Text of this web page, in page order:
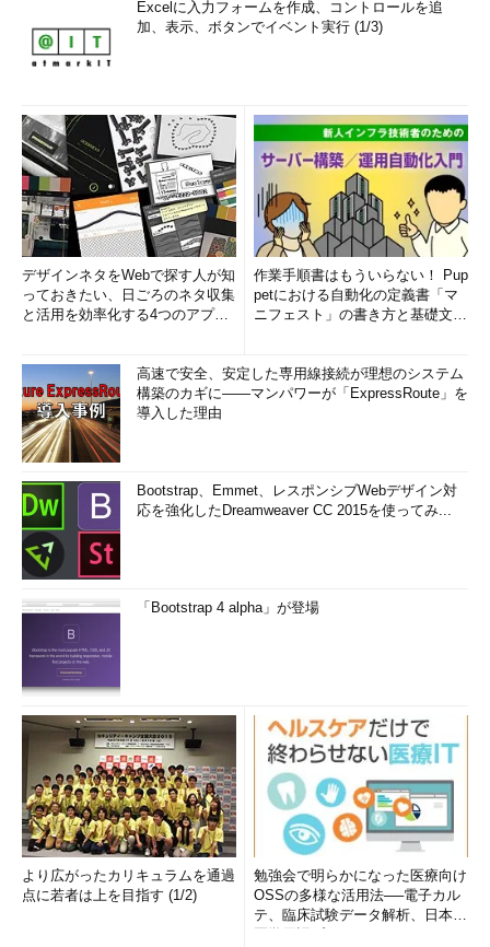
Excelに入力フォームを作成、コントロールを追
加、表示、ボタンでイベント実行 (1/3)
デザインネタをWebで探す人が知
っておきたい、日ごろのネタ収集
と活用を効率化する4つのアプリ
作業手順書はもういらない！ Pup
petにおける自動化の定義書「マ
ニフェスト」の書き方と基礎文法
高速で安全、安定した専用線接続が理想のシステム
構築のカギに――マンパワーが「ExpressRoute」を
導入した理由
Bootstrap、Emmet、レスポンシブWebデザイン対
応を強化したDreamweaver CC 2015を使ってみ...
「Bootstrap 4 alpha」が登場
より広がったカリキュラムを通過
点に若者は上を目指す (1/2)
勉強会で明らかになった医療向け
OSSの多様な活用法──電子カル
テ、臨床試験データ解析、日本語